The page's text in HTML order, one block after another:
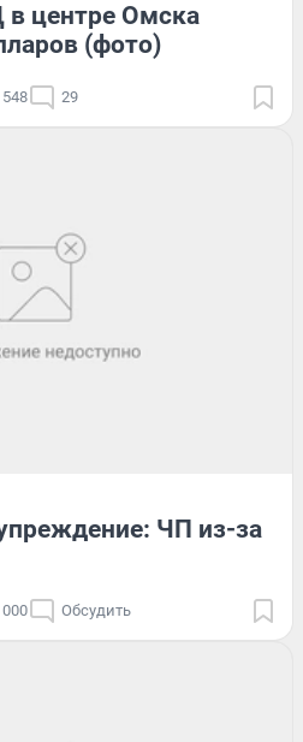
центре Омска
(фото)
548 29
ЧП из-за
Обсудить